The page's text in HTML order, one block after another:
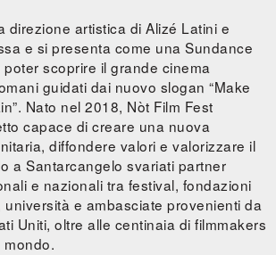
direzione artistica di Alizé Latini e
e si presenta come una Sundance
scoprire il grande cinema
guidati dai nuovo slogan “Make
Nato nel 2018, Nòt Film Fest
capace di creare una nuova
diffondere valori e valorizzare il
a Santarcangelo svariati partner
e nazionali tra festival, fondazioni
e ambasciate provenienti da
Uniti, oltre alle centinaia di filmmakers
mondo.